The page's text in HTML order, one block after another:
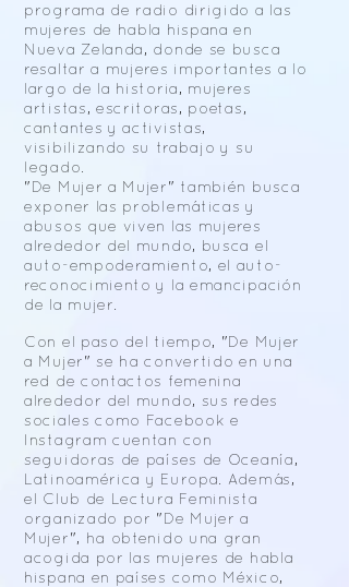
programa de radio dirigido a las
mujeres de habla hispana en
Nueva Zelanda, donde se busca
resaltar a mujeres importantes a lo
largo de la historia, mujeres
artistas, escritoras, poetas,
cantantes y activistas,
visibilizando su trabajo y su
legado.
"De Mujer a Mujer" también busca
exponer las problemáticas y
abusos que viven las mujeres
alrededor del mundo, busca el
auto-empoderamiento, el auto-
reconocimiento y la emancipación
de la mujer.
Con el paso del tiempo, "De Mujer
a Mujer" se ha convertido en una
red de contactos femenina
alrededor del mundo, sus redes
sociales como Facebook e
Instagram cuentan con
seguidoras de países de Oceanía,
Latinoamérica y Europa. Además,
el Club de Lectura Feminista
organizado por "De Mujer a
Mujer", ha obtenido una gran
acogida por las mujeres de habla
hispana en países como México,